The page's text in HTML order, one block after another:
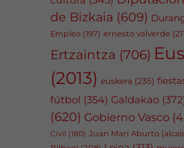
de Bizkaia (609)
Empleo (197) ernesto valverde
Ertzaintza (706)
(2013) euskera (235)
fútbol (354) Galdakao
(620) Gobierno Vasco
Civil (180) Juan Mari Aburto